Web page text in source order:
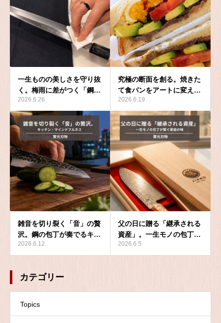
一生ものの美しさを守り抜
く。梅雨に差がつく「鋼…
2026.6.26
究極の断面を創る。焼きた
て食パンをアートに変え…
2026.6.19
雑音を切り裂く「音」の贅
沢。鋼の包丁が奏でるキ…
2026.6.12
父の日に贈る「継承される
資産」。一生モノの包丁…
2026.6.5
カテゴリー
Topics